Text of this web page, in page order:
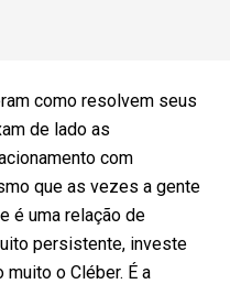
como resolvem seus
de lado as
com
que as vezes a gente
é uma relação de
persistente, investe
muito o Cléber. É a